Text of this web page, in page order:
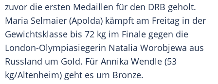
zuvor die ersten Medaillen für den DRB geholt.
Maria Selmaier (Apolda) kämpft am Freitag in der
Gewichtsklasse bis 72 kg im Finale gegen die
London-Olympiasiegerin Natalia Worobjewa aus
Russland um Gold. Für Annika Wendle (53
kg/Altenheim) geht es um Bronze.